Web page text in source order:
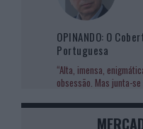
OPINANDO: O
Portuguesa
“Alta, imensa,
obsessão. Mas junta-